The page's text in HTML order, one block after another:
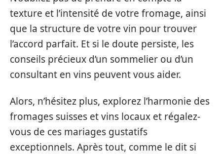
texture et l’intensité de votre fromage, ainsi
que la structure de votre vin pour trouver
l’accord parfait. Et si le doute persiste, les
conseils précieux d’un sommelier ou d’un
consultant en vins peuvent vous aider.
Alors, n’hésitez plus, explorez l’harmonie des
fromages suisses et vins locaux et régalez-
vous de ces mariages gustatifs
exceptionnels. Après tout, comme le dit si